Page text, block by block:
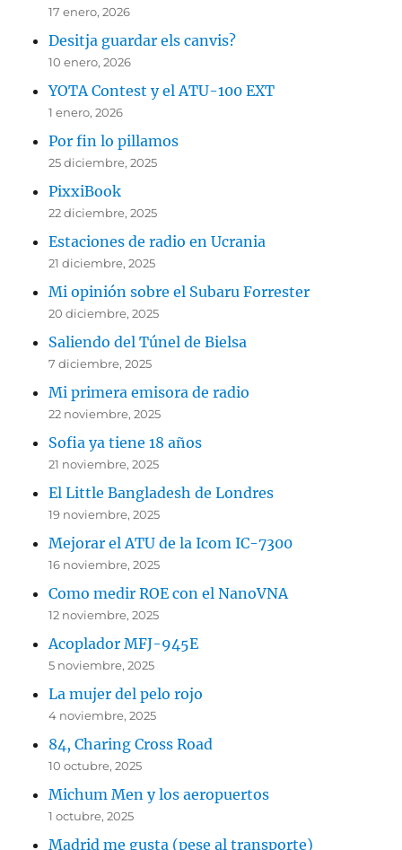
17 enero, 2026
Desitja guardar els canvis?
10 enero, 2026
YOTA Contest y el ATU-100 EXT
1 enero, 2026
Por fin lo pillamos
25 diciembre, 2025
PixxiBook
22 diciembre, 2025
Estaciones de radio en Ucrania
21 diciembre, 2025
Mi opinión sobre el Subaru Forrester
20 diciembre, 2025
Saliendo del Túnel de Bielsa
7 diciembre, 2025
Mi primera emisora de radio
22 noviembre, 2025
Sofia ya tiene 18 años
21 noviembre, 2025
El Little Bangladesh de Londres
19 noviembre, 2025
Mejorar el ATU de la Icom IC-7300
16 noviembre, 2025
Como medir ROE con el NanoVNA
12 noviembre, 2025
Acoplador MFJ-945E
5 noviembre, 2025
La mujer del pelo rojo
4 noviembre, 2025
84, Charing Cross Road
10 octubre, 2025
Michum Men y los aeropuertos
1 octubre, 2025
Madrid me gusta (pese al transporte)